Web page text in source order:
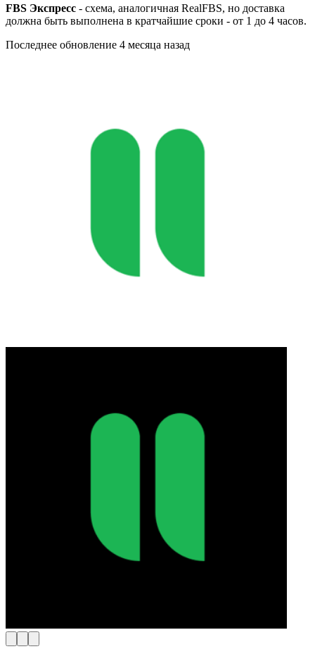
FBS Экспресс - схема, аналогичная RealFBS, но доставка
должна быть выполнена в кратчайшие сроки - от 1 до 4 часов.
Последнее обновление 4 месяца назад